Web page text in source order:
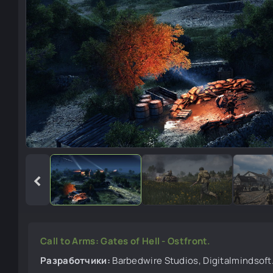
‹
Call to Arms: Gates of Hell - Ostfront.
Разработчики: Barbedwire Studios,